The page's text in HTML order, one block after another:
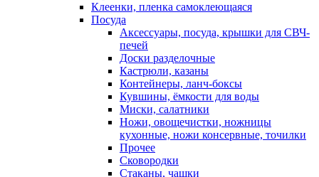
Клеенки, пленка самоклеющаяся
Посуда
Аксессуары, посуда, крышки для СВЧ-
печей
Доски разделочные
Кастрюли, казаны
Контейнеры, ланч-боксы
Кувшины, ёмкости для воды
Миски, салатники
Ножи, овощечистки, ножницы
кухонные, ножи консервные, точилки
Прочее
Сковородки
Стаканы, чашки